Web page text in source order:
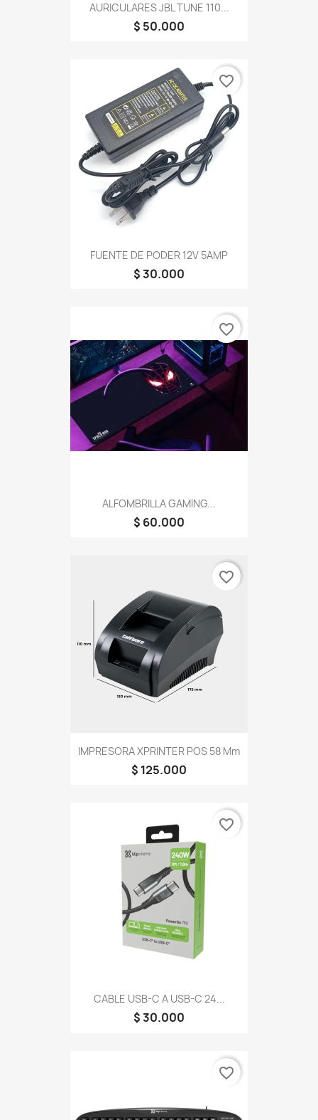
AURICULARES JBL TUNE 110...
$ 50.000
FUENTE DE PODER 12V 5AMP
$ 30.000
favorite_border
ALFOMBRILLA GAMING...
$ 60.000
favorite_border
IMPRESORA XPRINTER POS 58 Mm
$ 125.000
favorite_border
CABLE USB-C A USB-C 24...
$ 30.000
favorite_border
favorite_border